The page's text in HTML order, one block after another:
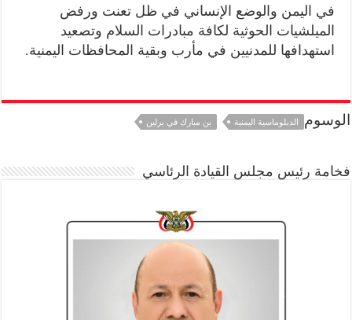
في اليمن والوضع الإنساني في ظل تعنت ورفض
الميلشيات الحوثية لكافة مبادرات السلام وتصعيد
استهدافها للمدنيين في مأرب وبقية المحافظات اليمنية.
الوسوم الدبلوماسية اليمنية بن مبارك في برلين
فخامة رئيس مجلس القيادة الرئاسي